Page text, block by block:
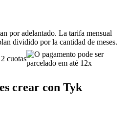
por adelantado. La tarifa mensual
dividido por la cantidad de meses.
cuotas
crear con Tyk